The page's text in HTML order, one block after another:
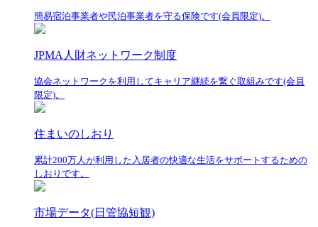
簡易宿泊事業者や民泊事業者を守る保険です(会員限定)。
JPMA人財ネットワーク制度
協会ネットワークを利用してキャリア継続を繋ぐ取組みです(会員
限定)。
住まいのしおり
累計200万人が利用した入居者の快適な生活をサポートするための
しおりです。
市場データ(日管協短観)